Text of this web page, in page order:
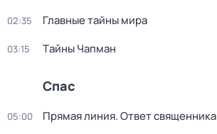
02:35 Главные тайны мира
03:15 Тaйны Чапман
Спас
05:00 Прямая линия. Ответ священника